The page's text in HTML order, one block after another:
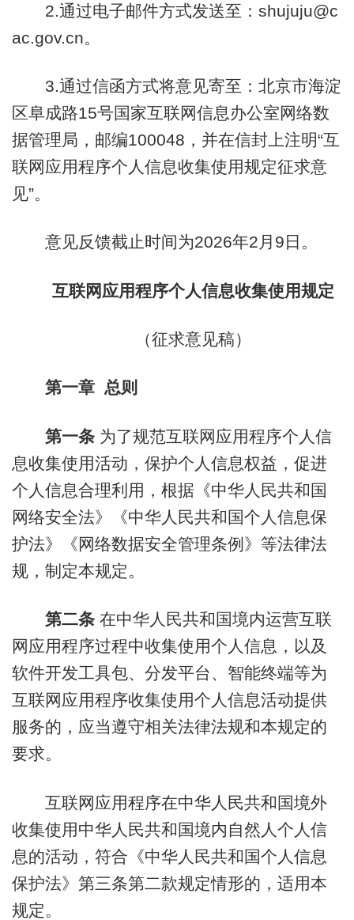
2.通过电子邮件方式发送至：shujuju@c
ac.gov.cn。
3.通过信函方式将意见寄至：北京市海淀
区阜成路15号国家互联网信息办公室网络数
据管理局，邮编100048，并在信封上注明“互
联网应用程序个人信息收集使用规定征求意
见”。
意见反馈截止时间为2026年2月9日。
互联网应用程序个人信息收集使用规定
（征求意见稿）
第一章 总则
第一条为了规范互联网应用程序个人信
息收集使用活动，保护个人信息权益，促进
个人信息合理利用，根据《中华人民共和国
网络安全法》《中华人民共和国个人信息保
护法》《网络数据安全管理条例》等法律法
规，制定本规定。
第二条在中华人民共和国境内运营互联
网应用程序过程中收集使用个人信息，以及
软件开发工具包、分发平台、智能终端等为
互联网应用程序收集使用个人信息活动提供
服务的，应当遵守相关法律法规和本规定的
要求。
互联网应用程序在中华人民共和国境外
收集使用中华人民共和国境内自然人个人信
息的活动，符合《中华人民共和国个人信息
保护法》第三条第二款规定情形的，适用本
规定。